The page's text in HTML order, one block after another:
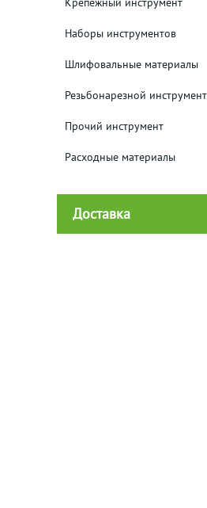
Наборы инструментов
Шлифовальные материалы
Резьбонарезной инструмент
Прочий инструмент
Расходные материалы
Доставка